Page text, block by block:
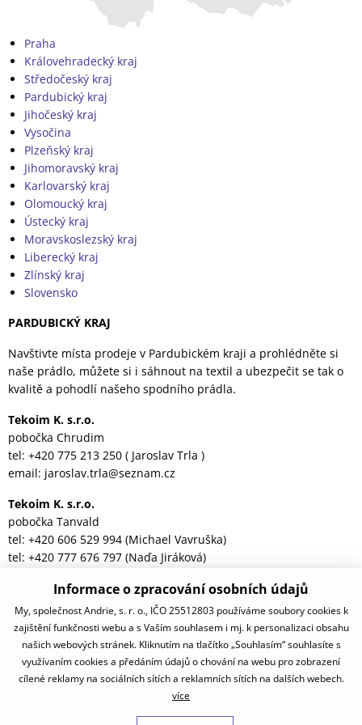
Praha
Královehradecký kraj
Středočeský kraj
Pardubický kraj
Jihočeský kraj
Vysočina
Plzeňský kraj
Jihomoravský kraj
Karlovarský kraj
Olomoucký kraj
Ústecký kraj
Moravskoslezský kraj
Liberecký kraj
Zlínský kraj
Slovensko
PARDUBICKÝ KRAJ
Navštivte místa prodeje v Pardubickém kraji a prohlédněte si
naše prádlo, můžete si i sáhnout na textil a ubezpečit se tak o
kvalitě a pohodlí našeho spodního prádla.
Tekoim K. s.r.o.
pobočka Chrudim
tel: +420 775 213 250 ( Jaroslav Trla )
email: jaroslav.trla@seznam.cz
Tekoim K. s.r.o.
pobočka Tanvald
tel: +420 606 529 994 (Michael Vavruška)
tel: +420 777 676 797 (Naďa Jiráková)
Tekoim K. s.r.o.
Trutnov 541 01 - Pod Dráhou 234
tel: +420 776 336 105 (Jiří Hauf)
Informace o zpracování osobních údajů
My, společnost Andrie, s. r. o., IČO 25512803 používáme soubory cookies k
zajištění funkčnosti webu a s Vaším souhlasem i mj. k personalizaci obsahu
našich webových stránek. Kliknutím na tlačítko „Souhlasím“ souhlasíte s
využívaním cookies a předáním údajů o chování na webu pro zobrazení
cílené reklamy na sociálních sítích a reklamních sítích na dalších webech.
více